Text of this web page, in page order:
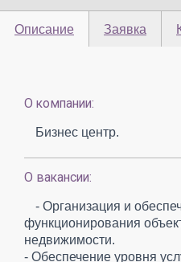
Описание Заявка
О компании:
Бизнес центр.
О вакансии:
- Организация и
функционирования
недвижимости.
- Обеспечение уровня